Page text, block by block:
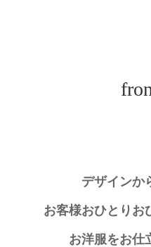
デザインか
お客様おひとりお
お洋服をお仕